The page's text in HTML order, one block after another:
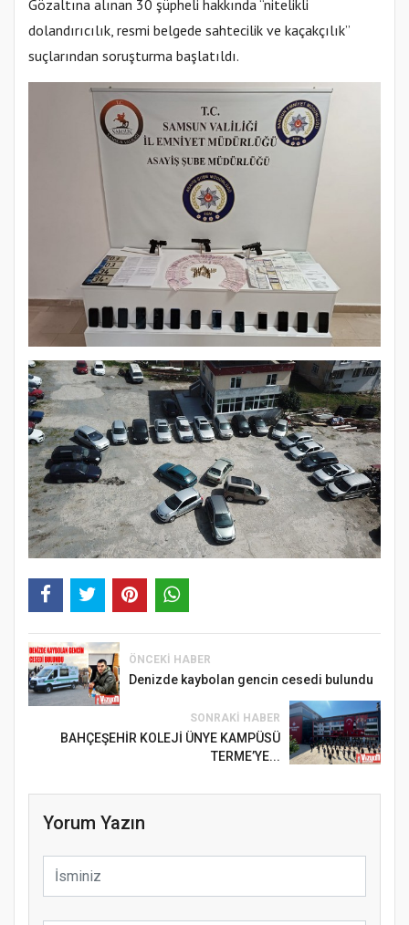
Gözaltına alınan 30 şüpheli hakkında “nitelikli
dolandırıcılık, resmi belgede sahtecilik ve kaçakçılık”
suçlarından soruşturma başlatıldı.
ÖNCEKI HABER
Denizde kaybolan gencin cesedi bulundu
SONRAKI HABER
BAHÇEŞEHİR KOLEJİ ÜNYE KAMPÜSÜ
TERME’YE...
Yorum Yazın